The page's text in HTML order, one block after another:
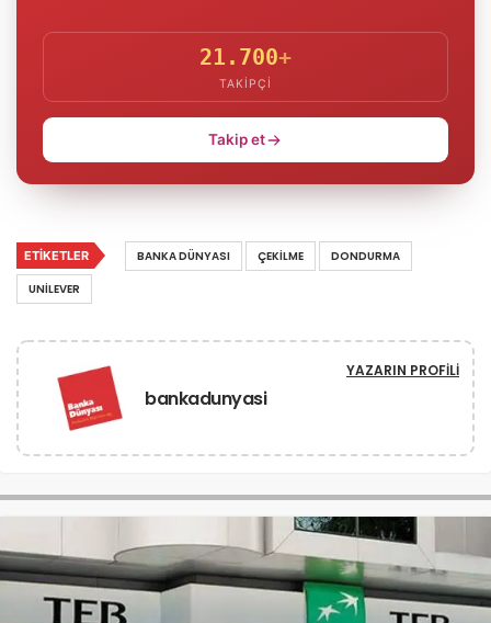
21.700+
TAKIPÇI
Takip et
ETIKETLER BANKA DÜNYASI ÇEKILME
DONDURMA
UNILEVER
bankadunyasi
YAZARIN PROFILI